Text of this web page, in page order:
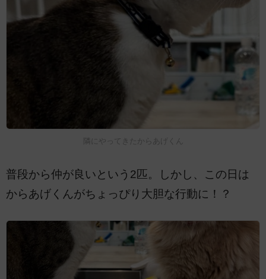
隣にやってきたからあげくん
普段から仲が良いという2匹。しかし、この日は
からあげくんがちょっぴり大胆な行動に！？